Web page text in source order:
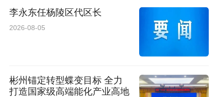
李永东任杨陵区代区长
2026-08-05
彬州锚定转型蝶变目标 全力
打造国家级高端能化产业高地